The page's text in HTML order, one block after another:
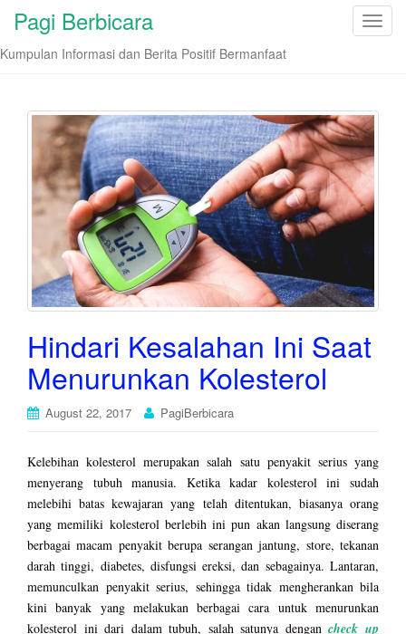
T
l
e
n
a
v
i
i
o
Pagi Berbicara
Kumpulan Informasi dan Berita Positif Bermanfaat
Hindari Kesalahan Ini Saat
Menurunkan Kolesterol
August 22, 2017 PagiBerbicara
Kelebihan kolesterol merupakan salah satu penyakit serius yang
menyerang tubuh manusia. Ketika kadar kolesterol ini sudah
melebihi batas kewajaran yang telah ditentukan, biasanya orang
yang memiliki kolesterol berlebih ini pun akan langsung diserang
berbagai macam penyakit berupa serangan jantung, store, tekanan
darah tinggi, diabetes, disfungsi ereksi, dan sebagainya. Lantaran,
memunculkan penyakit serius, sehingga tidak mengherankan bila
kini banyak yang melakukan berbagai cara untuk menurunkan
kolesterol ini dari dalam tubuh, salah satunya dengancheck up